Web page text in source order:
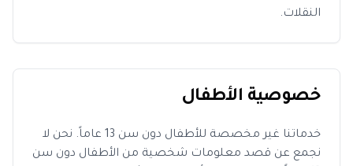
النقلات.
خصوصية الأطفال
خدماتنا غير مخصصة للأطفال دون سن 13 عاماً. نحن لا
نجمع عن قصد معلومات شخصية من الأطفال دون سن